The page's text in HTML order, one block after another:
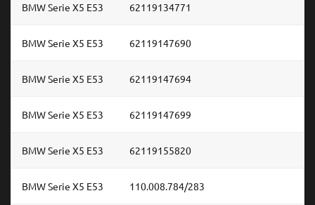
BMW Serie X5 E53 62119134771
BMW Serie X5 E53 62119147690
BMW Serie X5 E53 62119147694
BMW Serie X5 E53 62119147699
BMW Serie X5 E53 62119155820
BMW Serie X5 E53 110.008.784/283